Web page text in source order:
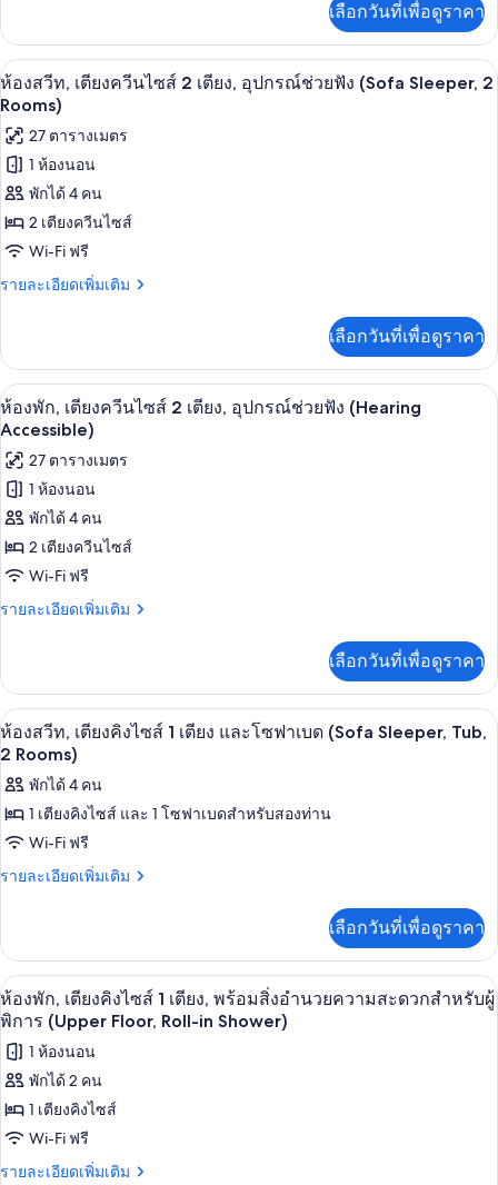
Sleeper)
1
เตียง
และ
โซฟา
เบด
(Upper
Floor,
Sofa
เกี่ยว
กับ
ห้อง
พัก,
คิง
ไซส์
เตียง
และ
เบด
(Upper
เลือกวันที่เพื่อดูราคา
เปิด
ภาพถ่าย
ทั้งหมด
ของ
ห้อง
สวีท,
2
เตียง,
อุปกรณ์
ช่วย
ฟัง
(Sofa
Sleeper,
2
โต๊ะทำงาน, พื้นที่ทำงานแบบใช้แล็ปท็อ
9
ห้องสวีท, เตียงควีนไซส์ 2 เตียง, อุปกรณ์ช่วยฟัง (Sofa Sleeper, 2
Rooms)
27 ตารางเมตร
1 ห้องนอน
พักได้ 4 คน
2 เตียงควีนไซส์
Wi-Fi ฟรี
รายละเอียดเพิ่มเติม
ราย
เกี่ยว
กับ
ห้อง
สวี
เตียง
ควีน
ไซส์
2
เตียง,
ช่วย
ฟัง
Rooms)
เลือกวันที่เพื่อดูราคา
เปิด
ภาพถ่าย
ทั้งหมด
ของ
ห้อง
พัก,
2
เตียง,
อุปกรณ์
ช่วย
ฟัง
(Hearing
Accessible)
โต๊ะทำงาน, พื้นที่ทำงานแบบใช้แล็ปท็อ
7
ห้องพัก, เตียงควีนไซส์ 2 เตียง, อุปกรณ์ช่วยฟัง (Hearing
Accessible)
27 ตารางเมตร
1 ห้องนอน
พักได้ 4 คน
2 เตียงควีนไซส์
Wi-Fi ฟรี
รายละเอียดเพิ่มเติม
ราย
เกี่ยว
กับ
ห้อง
พัก,
ควีน
ไซส์
เตียง,
อุปกรณ์
ช่วย
Accessible)
เลือกวันที่เพื่อดูราคา
เปิด
ภาพถ่าย
ทั้งหมด
ของ
ห้อง
สวีท,
คิง
ไซส์
1
เตียง
และ
โซฟา
เบด
(Sofa
โต๊ะทำงาน, พื้นที่ทำงานแบบใช้แล็ปท็อ
6
ห้องสวีท, เตียงคิงไซส์ 1 เตียง และโซฟาเบด (Sofa Sleeper, Tub,
2 Rooms)
พักได้ 4 คน
1 เตียงคิงไซส์ และ 1 โซฟาเบดสำหรับสองท่าน
Wi-Fi ฟรี
รายละเอียดเพิ่มเติม
ราย
เกี่ยว
กับ
ห้อง
สวี
เตียง
คิง
เตียง
โซฟา
เลือกวันที่เพื่อดูราคา
เปิด
ภาพถ่าย
ทั้งหมด
ของ
ห้อง
พัก,
โต๊ะทำงาน, พื้นที่ทำงานแบบใช้แล็ปท็อ
5
ห้องพัก, เตียงคิงไซส์ 1 เตียง, พร้อมสิ่งอำนวยความสะดวกสำหรับผู้
พิการ (Upper Floor, Roll-in Shower)
1 ห้องนอน
พักได้ 2 คน
1 เตียงคิงไซส์
Wi-Fi ฟรี
รายละเอียดเพิ่มเติม
ราย